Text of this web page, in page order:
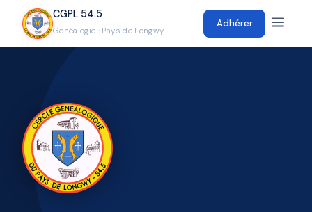
CGPL 54.5
Généalogie · Pays de Longwy
Adhérer